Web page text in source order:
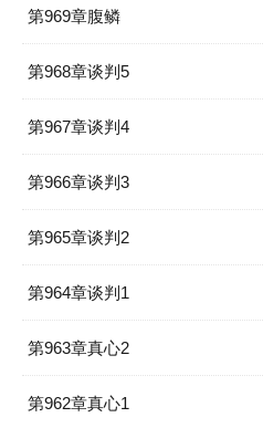
第969章腹鳞
第968章谈判5
第967章谈判4
第966章谈判3
第965章谈判2
第964章谈判1
第963章真心2
第962章真心1